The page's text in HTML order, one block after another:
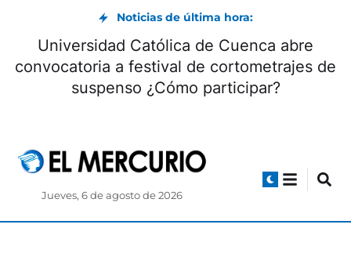
Noticias de última hora:
Universidad Católica de Cuenca abre
convocatoria a festival de cortometrajes de
suspenso ¿Cómo participar?
Jueves, 6 de agosto de 2026